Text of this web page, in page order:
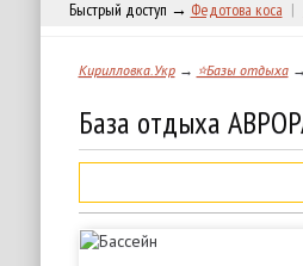
Быстрый доступ → Федотова коса |
Кирилловка.Укр→ ⭐Базы отдыха→
База отдыха